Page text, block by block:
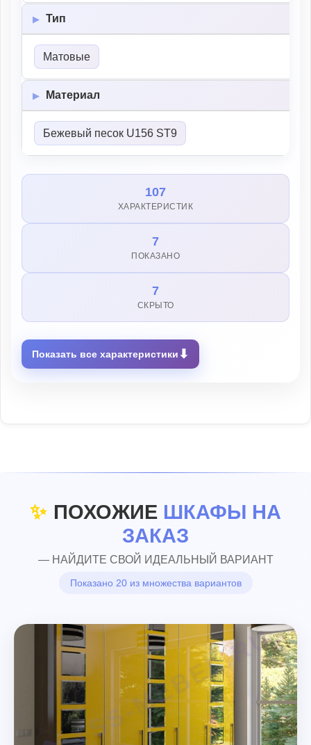
Тип
Матовые
Материал
Бежевый песок U156 ST9
107
ХАРАКТЕРИСТИК
7
ПОКАЗАНО
7
СКРЫТО
Показать все характеристики ⬇
✨ ПОХОЖИЕ ШКАФЫ НА
ЗАКАЗ
— НАЙДИТЕ СВОЙ ИДЕАЛЬНЫЙ ВАРИАНТ
Показано 20 из множества вариантов